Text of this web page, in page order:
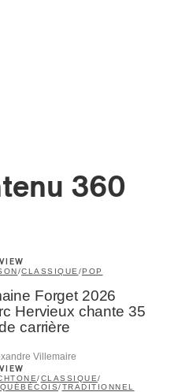
360
/CLASSIQUE /POP
Forget 2026
Hervieux chante 35
carrière
Villemaire
/CLASSIQUE/
/TRADITIONNEL